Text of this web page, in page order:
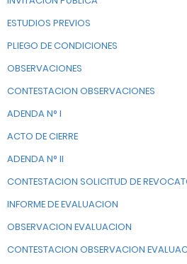
ESTUDIOS PREVIOS
PLIEGO DE CONDICIONES
OBSERVACIONES
CONTESTACION OBSERVACIONES
ADENDA N° I
ACTO DE CIERRE
ADENDA N° II
CONTESTACION SOLICITUD DE
INFORME DE EVALUACION
OBSERVACION EVALUACION
CONTESTACION OBSERVACION